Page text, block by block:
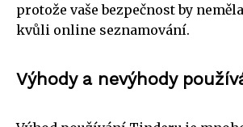
protože vaše bezpečnost by
kvůli online seznamování.
Výhody a nevýhody